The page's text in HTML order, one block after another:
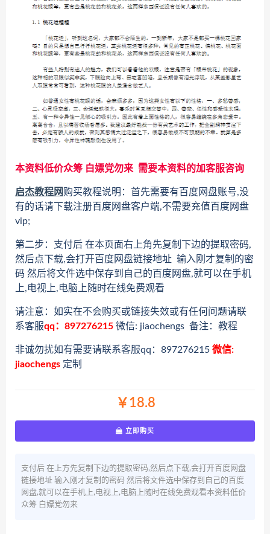
本资料低价众筹 白嫖党勿来 需要本资料的加客服咨询
启杰教程网购买教程说明：首先需要有百度网盘账号,没
有的话请下载注册百度网盘客户端,不需要充值百度网盘
vip;
第二步：支付后 在本页面右上角先复制下边的提取密码,
然后点下载,会打开百度网盘链接地址 输入刚才复制的密
码 然后将文件选中保存到自己的百度网盘,就可以在手机
上,电视上,电脑上随时在线免费观看
请注意：如实在不会购买或链接失效或有任何问题请联
系客服qq：897276215 微信: jiaochengs 备注：教程
非诚勿扰如有需要请联系客服qq：897276215 微信:
jiaochengs 定制
￥18.8
立即购买
支付后 在上方先复制下边的提取密码,然后点下载,会打开百度网盘
链接地址 输入刚才复制的密码 然后将文件选中保存到自己的百度
网盘,就可以在手机上,电视上,电脑上随时在线免费观看本资料低价
众筹 白嫖党勿来